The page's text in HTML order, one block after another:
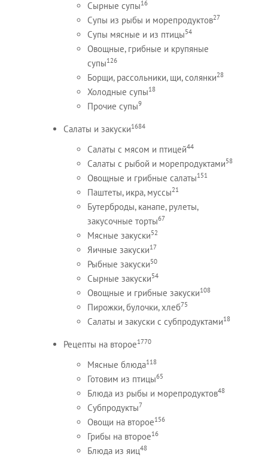
Сырные супы16
Супы из рыбы и морепродуктов27
Супы мясные и из птицы54
Овощные, грибные и крупяные
супы126
Борщи, рассольники, щи, солянки28
Холодные супы18
Прочие супы9
Салаты и закуски1684
Салаты с мясом и птицей44
Салаты с рыбой и морепродуктами58
Овощные и грибные салаты151
Паштеты, икра, муссы21
Бутерброды, канапе, рулеты,
закусочные торты67
Мясные закуски52
Яичные закуски17
Рыбные закуски50
Сырные закуски54
Овощные и грибные закуски108
Пирожки, булочки, хлеб75
Салаты и закуски с субпродуктами18
Рецепты на второе1770
Мясные блюда118
Готовим из птицы65
Блюда из рыбы и морепродуктов48
Субпродукты7
Овощи на второе156
Грибы на второе16
Блюда из яиц48